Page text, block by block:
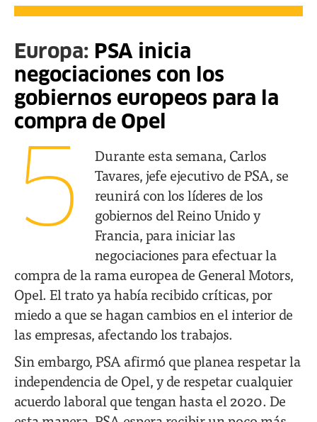
Europa: PSA inicia
negociaciones con los
gobiernos europeos para la
compra de Opel
5
Durante esta semana, Carlos
Tavares, jefe ejecutivo de PSA, se
reunirá con los líderes de los
gobiernos del Reino Unido y
Francia, para iniciar las
negociaciones para efectuar la
compra de la rama europea de General Motors,
Opel. El trato ya había recibido críticas, por
miedo a que se hagan cambios en el interior de
las empresas, afectando los trabajos.
Sin embargo, PSA afirmó que planea respetar la
independencia de Opel, y de respetar cualquier
acuerdo laboral que tengan hasta el 2020. De